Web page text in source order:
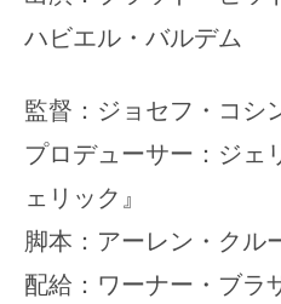
ハビエル・バルデム
監督：ジョセフ・コシ
プロデューサー：ジェ
ェリック』
脚本：アーレン・ク
配給：ワーナー・ブ